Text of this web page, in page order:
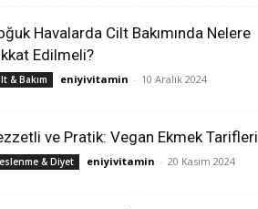
Havalarda Cilt Bakımında Nelere
Edilmeli?
& Bakım eniyivitamin - 10 Aralık 2024
ve Pratik: Vegan Ekmek Tarifleri
& Diyet eniyivitamin - 20 Kasım 2024